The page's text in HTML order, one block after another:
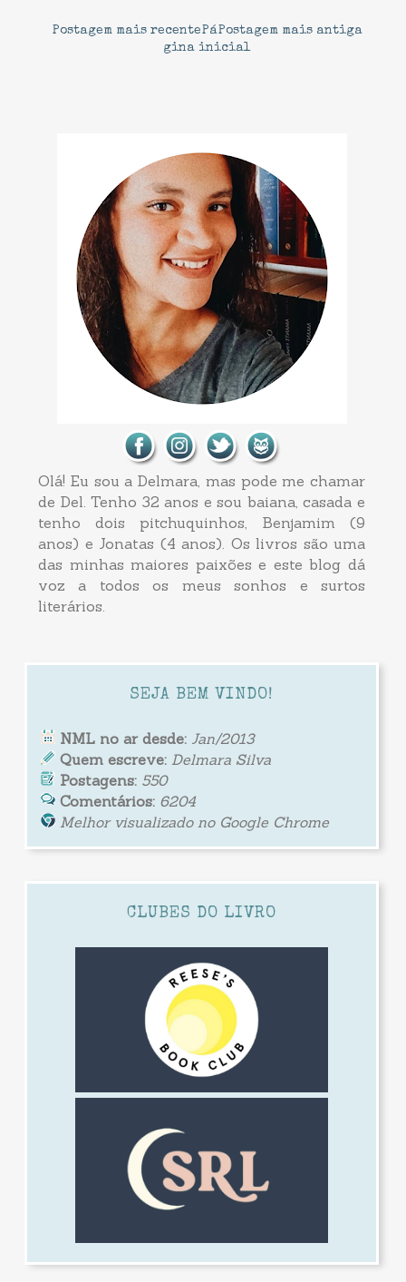
Postagem mais recente Postagem mais antiga
Pá
gina inicial
Olá! Eu sou a Delmara, mas pode me chamar
de Del. Tenho 32 anos e sou baiana, casada e
tenho dois pitchuquinhos, Benjamim (9
anos) e Jonatas (4 anos). Os livros são uma
das minhas maiores paixões e este blog dá
voz a todos os meus sonhos e surtos
literários.
SEJA BEM VINDO!
NML no ar desde: Jan/2013
Quem escreve: Delmara Silva
Postagens: 550
Comentários: 6204
Melhor visualizado no Google Chrome
CLUBES DO LIVRO